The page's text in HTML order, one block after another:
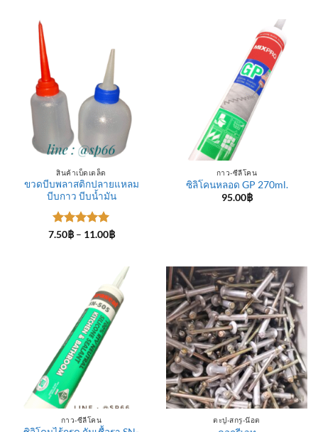
980.00฿
สินค้าเบ็ดเตล็ด
ขวดบีบพลาสติกปลายแหลม
บีบกาว บีบน้ำมัน
ให้คะแนน
7.50฿ – 11.00฿Price
11.00฿
กาว-ซีลีโคน
ซิลิโคนหลอด GP 270ml.
95.00฿
กาว-ซีลีโคน ตะปู-สกรู-น๊อต